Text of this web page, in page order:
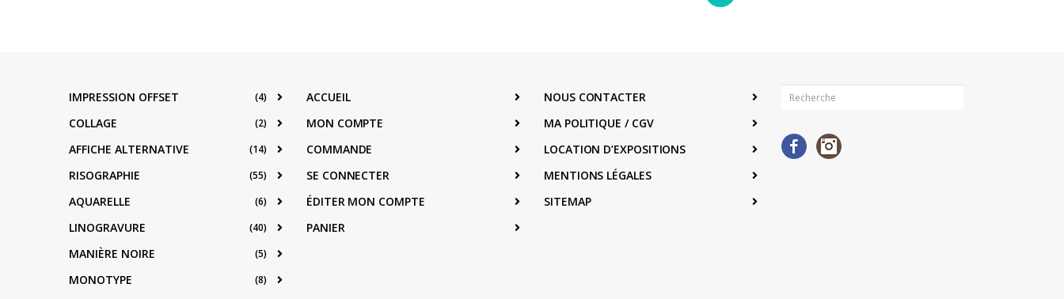
IMPRESSION OFFSET (4)
COLLAGE (2)
AFFICHE ALTERNATIVE (14)
RISOGRAPHIE (55)
AQUARELLE (6)
LINOGRAVURE (40)
MANIÈRE NOIRE (5)
MONOTYPE (8)
ACCUEIL
MON COMPTE
COMMANDE
SE CONNECTER
ÉDITER MON COMPTE
PANIER
NOUS CONTACTER
MA POLITIQUE / CGV
LOCATION D’EXPOSITIONS
MENTIONS LÉGALES
SITEMAP
Facebook